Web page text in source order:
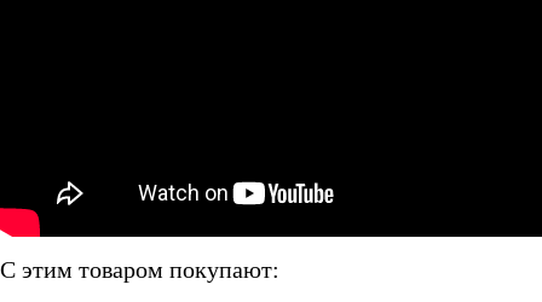
С этим товаром покупают: